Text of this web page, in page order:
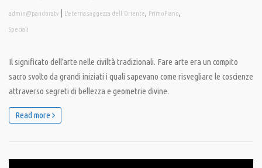
admin@pandoratv | L'eterna saggezza dell'Oriente, PrimoPiano,
Speciali
Il significato dell’arte nelle civiltà tradizionali. Fare arte era un compito
sacro svolto da grandi iniziati i quali sapevano come risvegliare le coscienze
attraverso segreti di bellezza e geometrie divine.
Read more